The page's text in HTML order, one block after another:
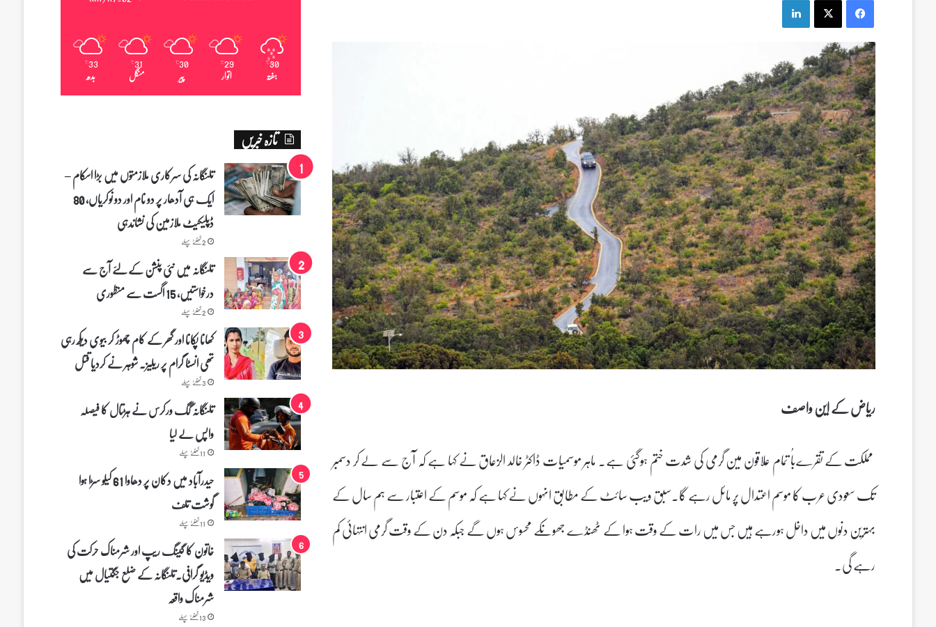
ریاض کے این واصف
مملکت کے تقرےباُ تمام علاقون مین گرمی کی شدت ختم ہوگئی ہے۔ ماہر موسمیات ڈاکٹر خالد الزعاق نے کہا ہے کہ آج سے لے کر دسمبر
تک سعودی عرب کا موسم اعتدال پر مائل رہے گا۔سبق ویب سائٹ کے مطابق انہوں نے کہا ہے کہ موسم کے اعتبار سے ہم سال کے
بہترین دنوں میں داخل ہورہے ہیں جس میں رات کے وقت ہوا کے ٹھنڈے جھونکے محسوس ہوں گے جبکہ دن کے وقت گرمی انتہائی کم
رہے گی۔
30
℃
ہفتہ
29
℃
اتوار
30
℃
پیر
31
℃
منگل
33
℃
بدھ
تازہ خبریں
تلنگانہ کی سرکاری ملازمتوں میں بڑا اسکام –
ایک ہی آدھار پر دو نام اور دو نوکریاں، 80
ڈپلیکیٹ ملازمین کی نشاندہی
2 گھنٹے پہلے
تلنگانہ میں نئی پنشن کے لئے آج سے
درخواستیں، 15 اگست سے منظوری
2 گھنٹے پہلے
کھانا پکانا اور گھر کے کام چھوڑ کر بیوی دیکھ رہی
تھی انسٹا گرام پر ریلیز۔ شوہر نے کردیا قتل
3 گھنٹے پہلے
تلنگانہ گگ ورکرس نے ہڑتال کا فیصلہ
واپس لے لیا
11 گھنٹے پہلے
حیدرآباد میں دکان پر دھاوا 61 کیلو سڑا ہوا
گوشت تلف
11 گھنٹے پہلے
خاتون کا گینگ ریپ اور شرمناک حرکت کی
ویڈیو گرافی۔تلنگانہ کے ضلع جگتیال میں
شرمناک واقعہ
13 گھنٹے پہلے